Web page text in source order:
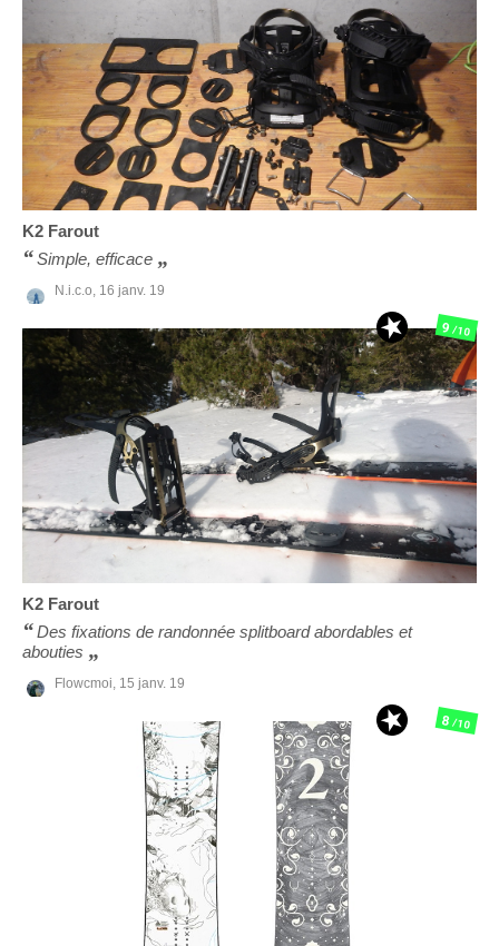
K2 Farout
Simple, efficace
N.i.c.o, 16 janv. 19
K2 Farout
Des fixations de randonnée splitboard abordables et
abouties
Flowcmoi, 15 janv. 19
9/10
8/10